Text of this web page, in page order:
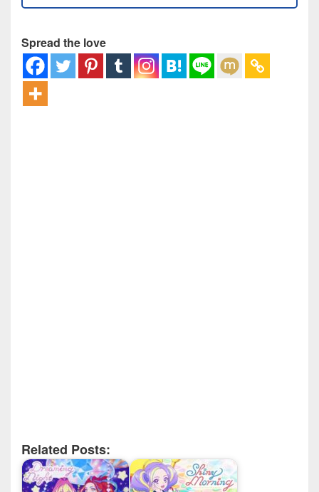
Spread the love
Related Posts: